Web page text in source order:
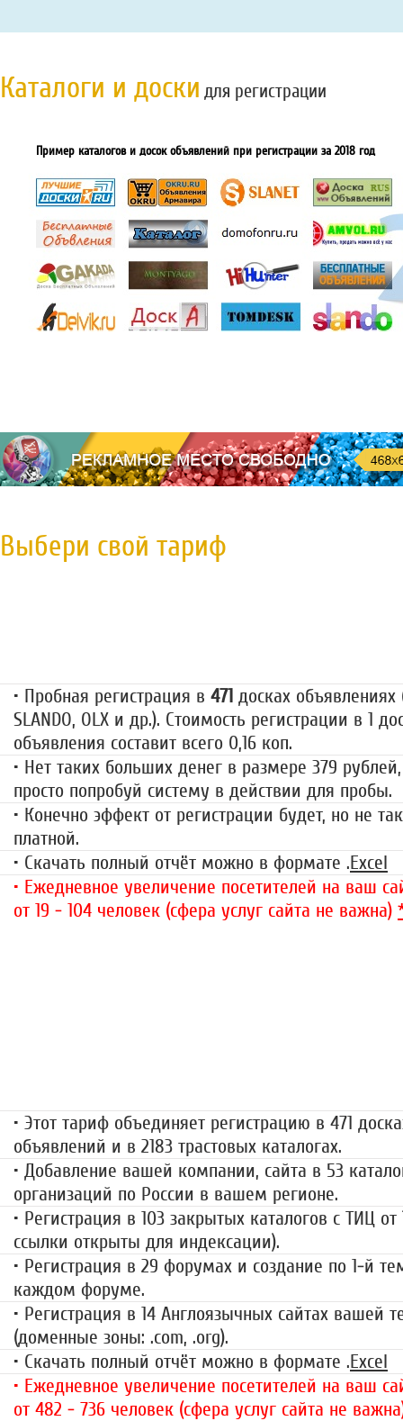
Каталоги и доски для регистрации
Пример каталогов и досок объявлений при регистрации за 2018 год
Выбери свой тариф
• Пробная регистрация в 471 досках объявлениях
SLANDO, OLX и др.). Стоимость регистрации в 1
объявления составит всего 0,16 коп.
• Нет таких больших денег в размере 379
просто попробуй систему в действии для пробы.
• Конечно эффект от регистрации будет, но не
платной.
• Скачать полный отчёт можно в формате .Excel
• Ежедневное увеличение посетителей на ваш
от 19 - 104 человек (сфера услуг сайта не важна)
• Этот тариф объединяет регистрацию в 471
объявлений и в 2183 трастовых каталогах.
• Добавление вашей компании, сайта в 53
организаций по России в вашем регионе.
• Регистрация в 103 закрытых каталогов с ТИЦ от
ссылки открыты для индексации).
• Регистрация в 29 форумах и создание по 1-й
каждом форуме.
• Регистрация в 14 Англоязычных сайтах вашей
(доменные зоны: .com, .org).
• Скачать полный отчёт можно в формате .Excel
• Ежедневное увеличение посетителей на ваш
от 482 - 736 человек (сфера услуг сайта не